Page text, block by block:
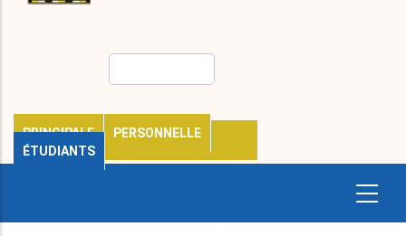
PRINCIPALE
PERSONNELLE
ÉTUDIANTS